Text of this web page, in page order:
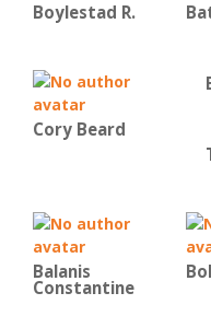
Boylestad R.
Cory Beard
Balanis
Constantine